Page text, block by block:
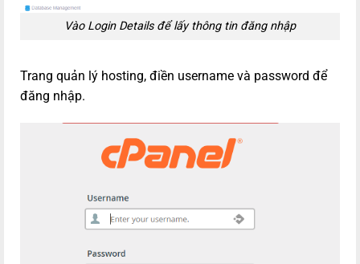
Vào Login Details để lấy thông tin đăng nhập
Trang quản lý hosting, điền username và password để
đăng nhập.